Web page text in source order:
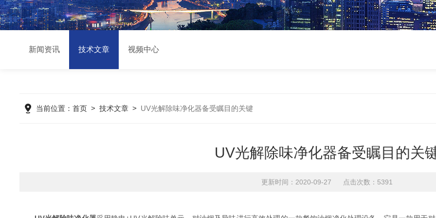
新闻资讯 技术文章 视频中心
当前位置：首页 >技术文章 > UV光解除味净化器备受瞩目的关键
UV光解除味净化器备受瞩目的关
更新时间：2020-09-27 点击次数：5391